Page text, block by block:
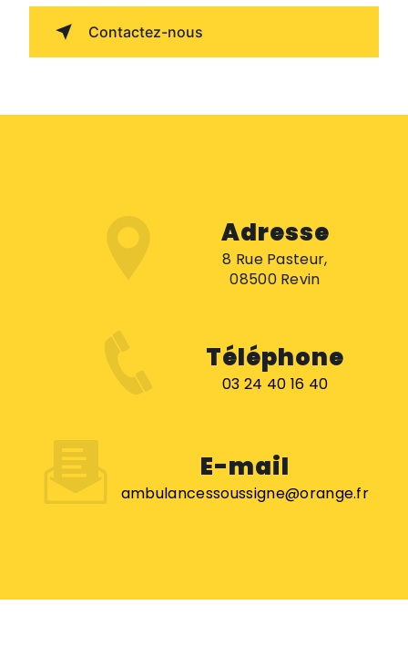
Contactez-nous
Adresse
8 Rue Pasteur,
08500 Revin
Téléphone
03 24 40 16 40
E-mail
ambulancessoussigne@orange.fr